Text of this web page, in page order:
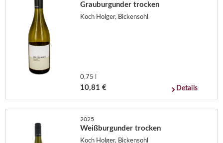
Grauburgunder trocken
Koch Holger, Bickensohl
0,75 l
10,81 € Details
2025
Weißburgunder trocken
Koch Holger, Bickensohl